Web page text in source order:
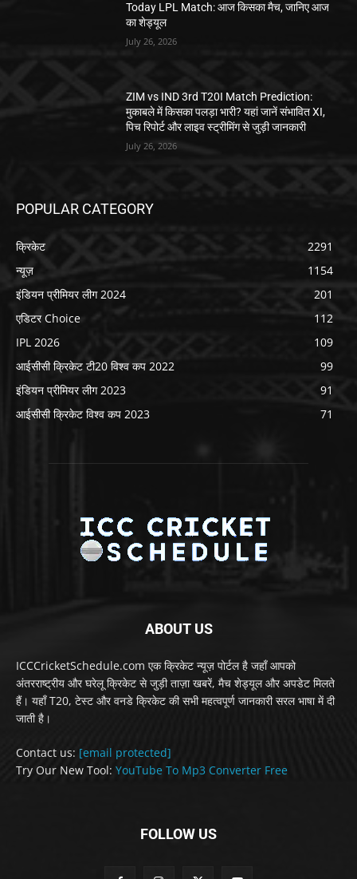
Today LPL Match: आज किसका मैच, जानिए आज
का शेड्यूल
July 26, 2026
ZIM vs IND 3rd T20I Match Prediction:
मुकाबले में किसका पलड़ा भारी? यहां जानें संभावित XI,
पिच रिपोर्ट और लाइव स्ट्रीमिंग से जुड़ी जानकारी
July 26, 2026
POPULAR CATEGORY
क्रिकेट
2291
न्यूज़
1154
इंडियन प्रीमियर लीग 2024
201
एडिटर Choice
112
IPL 2026
109
आईसीसी क्रिकेट टी20 विश्व कप 2022
99
इंडियन प्रीमियर लीग 2023
91
आईसीसी क्रिकेट विश्व कप 2023
71
ABOUT US
ICCCricketSchedule.com एक क्रिकेट न्यूज़ पोर्टल है जहाँ आपको
अंतरराष्ट्रीय और घरेलू क्रिकेट से जुड़ी ताज़ा खबरें, मैच शेड्यूल और अपडेट मिलते
हैं। यहाँ T20, टेस्ट और वनडे क्रिकेट की सभी महत्वपूर्ण जानकारी सरल भाषा में दी
जाती है।
Contact us: [email protected]
Try Our New Tool: YouTube To Mp3 Converter Free
FOLLOW US